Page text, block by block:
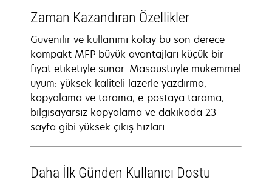
Zaman Kazandıran Özellikler
Güvenilir ve kullanımı kolay bu son derece
kompakt MFP büyük avantajları küçük bir
fiyat etiketiyle sunar. Masaüstüyle mükemmel
uyum: yüksek kaliteli lazerle yazdırma,
kopyalama ve tarama; e-postaya tarama,
bilgisayarsız kopyalama ve dakikada 23
sayfa gibi yüksek çıkış hızları.
Daha İlk Günden Kullanıcı Dostu